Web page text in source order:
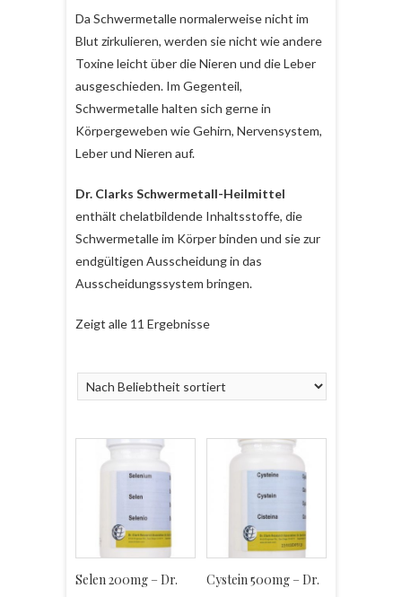
Da Schwermetalle normalerweise nicht im
Blut zirkulieren, werden sie nicht wie andere
Toxine leicht über die Nieren und die Leber
ausgeschieden. Im Gegenteil,
Schwermetalle halten sich gerne in
Körpergeweben wie Gehirn, Nervensystem,
Leber und Nieren auf.
Dr. Clarks Schwermetall-Heilmittel
enthält chelatbildende Inhaltsstoffe, die
Schwermetalle im Körper binden und sie zur
endgültigen Ausscheidung in das
Ausscheidungssystem bringen.
Zeigt alle 11 Ergebnisse
Selen 200mg – Dr.
Cystein 500mg – Dr.